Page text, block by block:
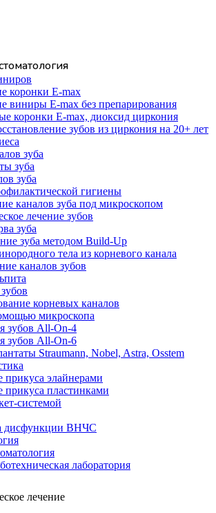
коронки E-max
виниры E-max без препарирования
коронки Е-max, диоксид циркония
зубов из циркония на 20+ лет
зуба
зуба
зуба
гигиены
каналов зуба под микроскопом
лечение зубов
зуба
зуба методом Build-Up
тела из корневого канала
каналов зубов
корневых каналов
микроскопа
зубов All-On-4
зубов All-On-6
Straumann, Nobel, Astra, Osstem
прикуса элайнерами
прикуса пластинками
системой
дисфункции ВНЧС
лаборатория
лечение